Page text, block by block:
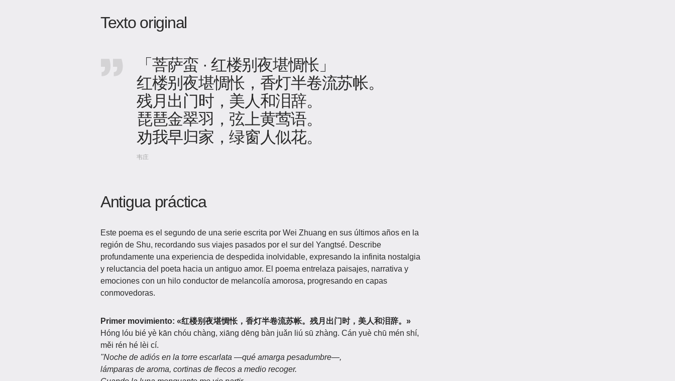
Texto original
「菩萨蛮 · 红楼别夜堪惆怅」
红楼别夜堪惆怅，香灯半卷流苏帐。
残月出门时，美人和泪辞。
琵琶金翠羽，弦上黄莺语。
劝我早归家，绿窗人似花。
韦庄
Antigua práctica
Este poema es el segundo de una serie escrita por Wei Zhuang en sus últimos años en la
región de Shu, recordando sus viajes pasados por el sur del Yangtsé. Describe
profundamente una experiencia de despedida inolvidable, expresando la infinita nostalgia
y reluctancia del poeta hacia un antiguo amor. El poema entrelaza paisajes, narrativa y
emociones con un hilo conductor de melancolía amorosa, progresando en capas
conmovedoras.
Primer movimiento: «红楼别夜堪惆怅，香灯半卷流苏帐。残月出门时，美人和泪辞。»
Hóng lóu bié yè kān chóu chàng, xiāng dēng bàn juǎn liú sū zhàng. Cán yuè chū mén shí,
měi rén hé lèi cí.
"Noche de adiós en la torre escarlata —qué amarga pesadumbre—,
lámparas de aroma, cortinas de flecos a medio recoger.